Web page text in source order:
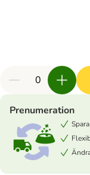
Prenumeration